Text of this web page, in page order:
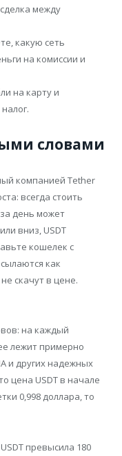
между
какую сеть
на комиссии и
на карту и
словами
компанией Tether
всегда стоить
день может
вниз, USDT
кошелек с
как
скачут в цене.
на каждый
лежит примерно
и других надежных
цена USDT в начале
0,998 доллара, то
превысила 180